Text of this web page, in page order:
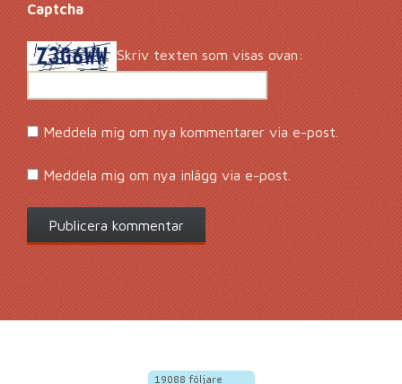
Captcha *
Skriv texten som visas ovan:
Meddela mig om nya kommentarer via e-post.
Meddela mig om nya inlägg via e-post.